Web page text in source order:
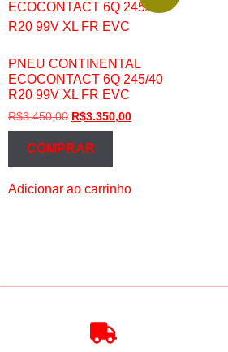
PNEU CONTINENTAL
ECOCONTACT 6Q 245/40
R20 99V XL FR EVC
R$3.450,00 R$3.350,00
COMPRAR
Adicionar ao carrinho